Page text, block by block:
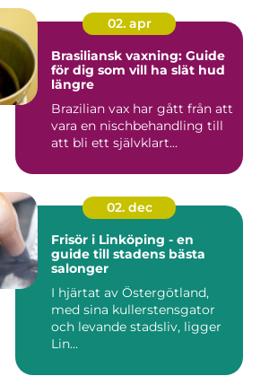
02. apr
Brasiliansk vaxning: Guide
för dig som vill ha slät hud
längre
Brazilian vax har gått från att
vara en nischbehandling till
att bli ett självklart...
02. dec
Frisör i Linköping - en
guide till stadens bästa
salonger
I hjärtat av Östergötland,
med sina kullerstensgator
och levande stadsliv, ligger
Lin...